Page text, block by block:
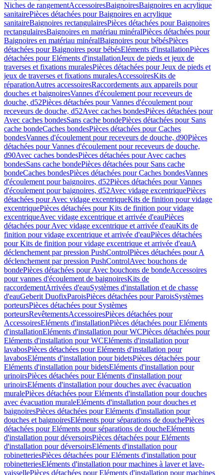
Niches de rangementAccessoiresBaignoiresBaignoires en acrylique
sanitairePièces détachées pour Baignoires en acrylique
sanitaireBaignoires rectangulairesPièces détachées pour Baignoires
rectangulairesBaignoires en matériau minéralPièces détachées pour
Baignoires en matériau minéralBaignoires pour bébésPièces
détachées pour Baignoires pour bébésEléments d'installationPièces
détachées pour Eléments d'installationJeux de pieds et jeux de
traverses et fixations muralesPièces détachées pour Jeux de pieds et
jeux de traverses et fixations muralesAccessoiresKits de
réparationAutres accessoiresRaccordements aux appareils pour
douches et baignoiresVannes d'écoulement pour receveurs de
douche, d52Pièces détachées pour Vannes d'écoulement pour
receveurs de douche, d52Avec caches bondesPièces détachées pour
Avec caches bondesSans cache bondePièces détachées pour Sans
cache bondeCaches bondesPièces détachées pour Caches
bondesVannes d'écoulement pour receveurs de douche, d90Pièces
détachées pour Vannes d'écoulement pour receveurs de douche,
d90Avec caches bondesPièces détachées pour Avec caches
bondesSans cache bondePièces détachées pour Sans cache
bondeCaches bondesPièces détachées pour Caches bondesVannes
d'écoulement pour baignoires, d52Pièces détachées pour Vannes
d'écoulement pour baignoires, d52Avec vidage excentriquePièces
détachées pour Avec vidage excentriqueKits de finition pour vidage
excentriquePièces détachées pour Kits de finition pour vidage
excentriqueAvec vidage excentrique et arrivée d'eauPièces
détachées pour Avec vidage excentrique et arrivée d'eauKits de
finition pour vidage excentrique et arrivée d'eauPièces détachées
pour Kits de finition pour vidage excentrique et arrivée d'eauA
déclenchement par pression PushControlPièces détachées pour A
déclenchement par pression PushControlAvec bouchons de
bondePièces détachées pour Avec bouchons de bondeAccessoires
pour vannes d'écoulement de baignoiresKits de
raccordementArrivées d'eauSystèmes d'installation et de chasse
d'eauGeberit DuofixParoisPièces détachées pour ParoisSystèmes
porteursPièces détachées pour Systèmes
porteursRevêtementsAccessoiresPièces détachées pour
AccessoiresEléments d'installationPièces détachées pour Eléments
d'installationEléments d'installation pour WCPièces détachées pour
Eléments d'installation pour WCEléments d'installation pour
lavabosPièces détachées pour Eléments d'installation pour
lavabosEléments d'installation pour bidetsPièces détachées pour
Eléments d'installation pour bidetsEléments d'installation pour
urinoirsPièces détachées pour Eléments d'installation pour
urinoirsEléments d'installation pour douches avec évacuation
muralePièces détachées pour Eléments d'installation pour douches
avec évacuation muraleEléments d'installation pour douches et
baignoiresPièces détachées pour Eléments d'installation pour
douches et baignoiresEléments pour séparations de douchePièces
détachées pour Eléments pour séparations de doucheEléments
d'installation pour déversoirsPièces détachées pour Eléments
d'installation pour déversoirsEléments d'installation pour
robinetteriesPièces détachées pour Eléments d'installation pour
robinetteriesEléments d'installation pour machines à laver et lave-
vaissellePièces détachées pour Eléments d'installation pour machines